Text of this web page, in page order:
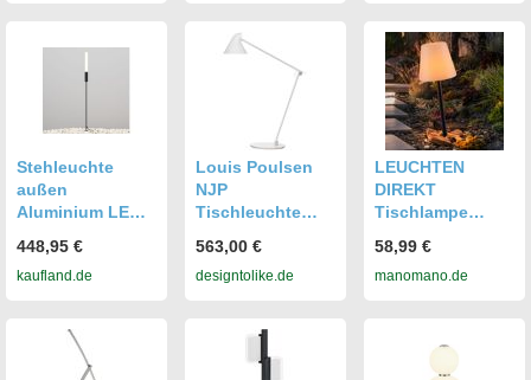
Stehleuchte
außen
Aluminium LED
Graphit rund
warmweißes
448,95 €
kaufland.de
Louis Poulsen
NJP
Tischleuchte
warmweiß
(2700K)) weiß
563,00 €
designtolike.de
LEUCHTEN
DIREKT
Tischlampe
Steckleuchte
Weiß Led
Gartenlampe
Modern
58,99 €
manomano.de